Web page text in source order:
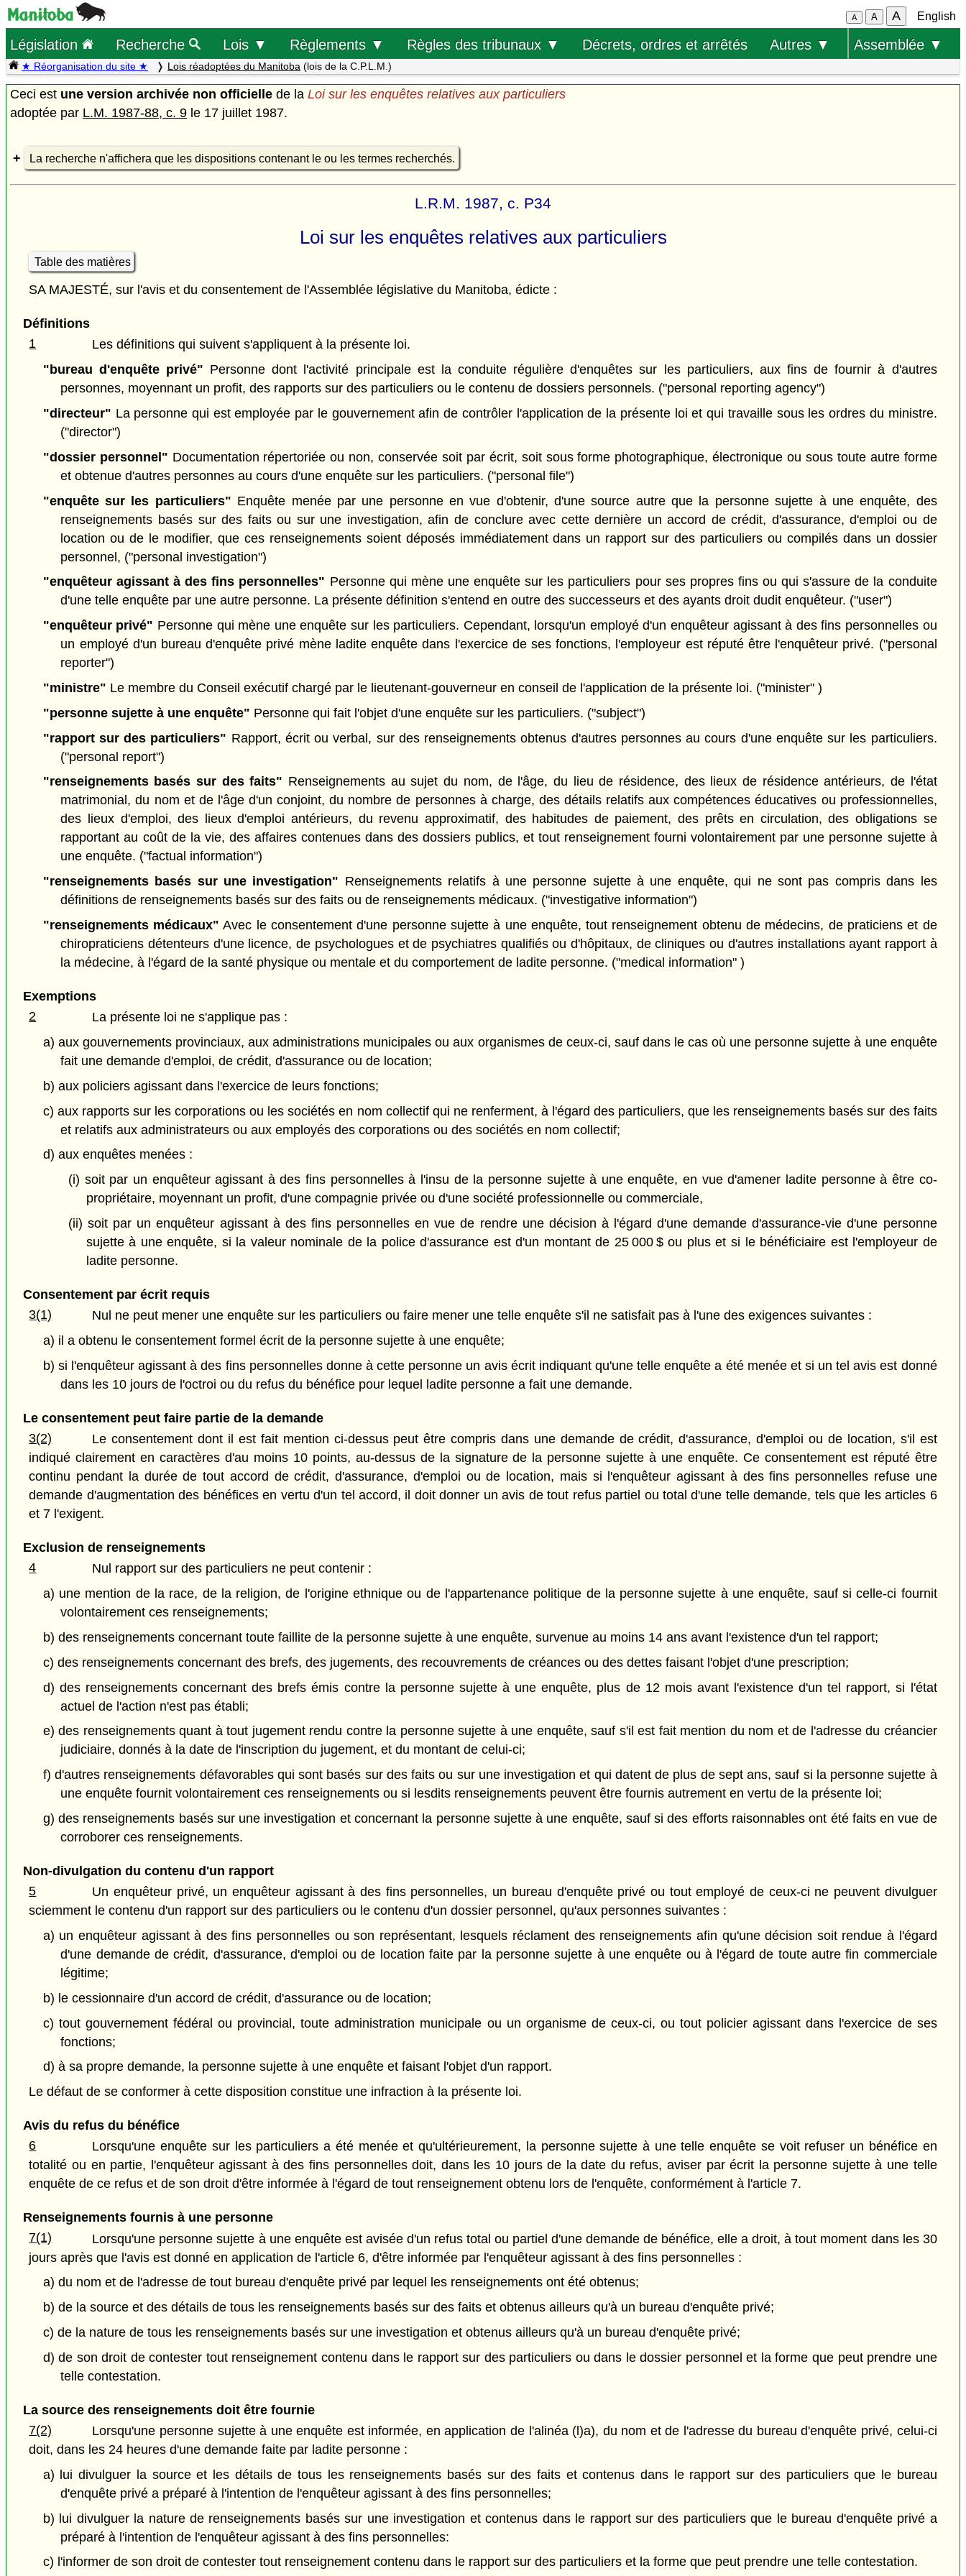
A A A English
Législation Recherche Lois ▼ Règlements ▼ Règles des tribunaux ▼ Décrets, ordres et arrêtés Autres ▼ Assemblée ▼
★ Réorganisation du site ★ Lois réadoptées du Manitoba (lois de la C.P.L.M.)
Ceci est une version archivée non officielle de la Loi sur les enquêtes relatives aux particuliers
adoptée par L.M. 1987-88, c. 9 le 17 juillet 1987.
La recherche n'affichera que les dispositions contenant le ou les termes recherchés.
L.R.M. 1987, c. P34
Loi sur les enquêtes relatives aux particuliers
Table des matières
SA MAJESTÉ, sur l'avis et du consentement de l'Assemblée législative du Manitoba, édicte :
Définitions
1
Les définitions qui suivent s'appliquent à la présente loi.
"bureau d'enquête privé" Personne dont l'activité principale est la conduite régulière d'enquêtes sur les particuliers, aux fins de fournir à d'autres
personnes, moyennant un profit, des rapports sur des particuliers ou le contenu de dossiers personnels. ("personal reporting agency")
"directeur" La personne qui est employée par le gouvernement afin de contrôler l'application de la présente loi et qui travaille sous les ordres du ministre.
("director")
"dossier personnel" Documentation répertoriée ou non, conservée soit par écrit, soit sous forme photographique, électronique ou sous toute autre forme
et obtenue d'autres personnes au cours d'une enquête sur les particuliers. ("personal file")
"enquête sur les particuliers" Enquête menée par une personne en vue d'obtenir, d'une source autre que la personne sujette à une enquête, des
renseignements basés sur des faits ou sur une investigation, afin de conclure avec cette dernière un accord de crédit, d'assurance, d'emploi ou de
location ou de le modifier, que ces renseignements soient déposés immédiatement dans un rapport sur des particuliers ou compilés dans un dossier
personnel, ("personal investigation")
"enquêteur agissant à des fins personnelles" Personne qui mène une enquête sur les particuliers pour ses propres fins ou qui s'assure de la conduite
d'une telle enquête par une autre personne. La présente définition s'entend en outre des successeurs et des ayants droit dudit enquêteur. ("user")
"enquêteur privé" Personne qui mène une enquête sur les particuliers. Cependant, lorsqu'un employé d'un enquêteur agissant à des fins personnelles ou
un employé d'un bureau d'enquête privé mène ladite enquête dans l'exercice de ses fonctions, l'employeur est réputé être l'enquêteur privé. ("personal
reporter")
"ministre" Le membre du Conseil exécutif chargé par le lieutenant-gouverneur en conseil de l'application de la présente loi. ("minister" )
"personne sujette à une enquête" Personne qui fait l'objet d'une enquête sur les particuliers. ("subject")
"rapport sur des particuliers" Rapport, écrit ou verbal, sur des renseignements obtenus d'autres personnes au cours d'une enquête sur les particuliers.
("personal report")
"renseignements basés sur des faits" Renseignements au sujet du nom, de l'âge, du lieu de résidence, des lieux de résidence antérieurs, de l'état
matrimonial, du nom et de l'âge d'un conjoint, du nombre de personnes à charge, des détails relatifs aux compétences éducatives ou professionnelles,
des lieux d'emploi, des lieux d'emploi antérieurs, du revenu approximatif, des habitudes de paiement, des prêts en circulation, des obligations se
rapportant au coût de la vie, des affaires contenues dans des dossiers publics, et tout renseignement fourni volontairement par une personne sujette à
une enquête. ("factual information")
"renseignements basés sur une investigation" Renseignements relatifs à une personne sujette à une enquête, qui ne sont pas compris dans les
définitions de renseignements basés sur des faits ou de renseignements médicaux. ("investigative information")
"renseignements médicaux" Avec le consentement d'une personne sujette à une enquête, tout renseignement obtenu de médecins, de praticiens et de
chiropraticiens détenteurs d'une licence, de psychologues et de psychiatres qualifiés ou d'hôpitaux, de cliniques ou d'autres installations ayant rapport à
la médecine, à l'égard de la santé physique ou mentale et du comportement de ladite personne. ("medical information" )
Exemptions
2
La présente loi ne s'applique pas :
a) aux gouvernements provinciaux, aux administrations municipales ou aux organismes de ceux-ci, sauf dans le cas où une personne sujette à une enquête
fait une demande d'emploi, de crédit, d'assurance ou de location;
b) aux policiers agissant dans l'exercice de leurs fonctions;
c) aux rapports sur les corporations ou les sociétés en nom collectif qui ne renferment, à l'égard des particuliers, que les renseignements basés sur des faits
et relatifs aux administrateurs ou aux employés des corporations ou des sociétés en nom collectif;
d) aux enquêtes menées :
(i) soit par un enquêteur agissant à des fins personnelles à l'insu de la personne sujette à une enquête, en vue d'amener ladite personne à être co-
propriétaire, moyennant un profit, d'une compagnie privée ou d'une société professionnelle ou commerciale,
(ii) soit par un enquêteur agissant à des fins personnelles en vue de rendre une décision à l'égard d'une demande d'assurance-vie d'une personne
sujette à une enquête, si la valeur nominale de la police d'assurance est d'un montant de 25 000 $ ou plus et si le bénéficiaire est l'employeur de
ladite personne.
Consentement par écrit requis
3(1)
Nul ne peut mener une enquête sur les particuliers ou faire mener une telle enquête s'il ne satisfait pas à l'une des exigences suivantes :
a) il a obtenu le consentement formel écrit de la personne sujette à une enquête;
b) si l'enquêteur agissant à des fins personnelles donne à cette personne un avis écrit indiquant qu'une telle enquête a été menée et si un tel avis est donné
dans les 10 jours de l'octroi ou du refus du bénéfice pour lequel ladite personne a fait une demande.
Le consentement peut faire partie de la demande
3(2)
Le consentement dont il est fait mention ci-dessus peut être compris dans une demande de crédit, d'assurance, d'emploi ou de location, s'il est
indiqué clairement en caractères d'au moins 10 points, au-dessus de la signature de la personne sujette à une enquête. Ce consentement est réputé être
continu pendant la durée de tout accord de crédit, d'assurance, d'emploi ou de location, mais si l'enquêteur agissant à des fins personnelles refuse une
demande d'augmentation des bénéfices en vertu d'un tel accord, il doit donner un avis de tout refus partiel ou total d'une telle demande, tels que les articles 6
et 7 l'exigent.
Exclusion de renseignements
4
Nul rapport sur des particuliers ne peut contenir :
a) une mention de la race, de la religion, de l'origine ethnique ou de l'appartenance politique de la personne sujette à une enquête, sauf si celle-ci fournit
volontairement ces renseignements;
b) des renseignements concernant toute faillite de la personne sujette à une enquête, survenue au moins 14 ans avant l'existence d'un tel rapport;
c) des renseignements concernant des brefs, des jugements, des recouvrements de créances ou des dettes faisant l'objet d'une prescription;
d) des renseignements concernant des brefs émis contre la personne sujette à une enquête, plus de 12 mois avant l'existence d'un tel rapport, si l'état
actuel de l'action n'est pas établi;
e) des renseignements quant à tout jugement rendu contre la personne sujette à une enquête, sauf s'il est fait mention du nom et de l'adresse du créancier
judiciaire, donnés à la date de l'inscription du jugement, et du montant de celui-ci;
f) d'autres renseignements défavorables qui sont basés sur des faits ou sur une investigation et qui datent de plus de sept ans, sauf si la personne sujette à
une enquête fournit volontairement ces renseignements ou si lesdits renseignements peuvent être fournis autrement en vertu de la présente loi;
g) des renseignements basés sur une investigation et concernant la personne sujette à une enquête, sauf si des efforts raisonnables ont été faits en vue de
corroborer ces renseignements.
Non-divulgation du contenu d'un rapport
5
Un enquêteur privé, un enquêteur agissant à des fins personnelles, un bureau d'enquête privé ou tout employé de ceux-ci ne peuvent divulguer
sciemment le contenu d'un rapport sur des particuliers ou le contenu d'un dossier personnel, qu'aux personnes suivantes :
a) un enquêteur agissant à des fins personnelles ou son représentant, lesquels réclament des renseignements afin qu'une décision soit rendue à l'égard
d'une demande de crédit, d'assurance, d'emploi ou de location faite par la personne sujette à une enquête ou à l'égard de toute autre fin commerciale
légitime;
b) le cessionnaire d'un accord de crédit, d'assurance ou de location;
c) tout gouvernement fédéral ou provincial, toute administration municipale ou un organisme de ceux-ci, ou tout policier agissant dans l'exercice de ses
fonctions;
d) à sa propre demande, la personne sujette à une enquête et faisant l'objet d'un rapport.
Le défaut de se conformer à cette disposition constitue une infraction à la présente loi.
Avis du refus du bénéfice
6
Lorsqu'une enquête sur les particuliers a été menée et qu'ultérieurement, la personne sujette à une telle enquête se voit refuser un bénéfice en
totalité ou en partie, l'enquêteur agissant à des fins personnelles doit, dans les 10 jours de la date du refus, aviser par écrit la personne sujette à une telle
enquête de ce refus et de son droit d'être informée à l'égard de tout renseignement obtenu lors de l'enquête, conformément à l'article 7.
Renseignements fournis à une personne
7(1)
Lorsqu'une personne sujette à une enquête est avisée d'un refus total ou partiel d'une demande de bénéfice, elle a droit, à tout moment dans les 30
jours après que l'avis est donné en application de l'article 6, d'être informée par l'enquêteur agissant à des fins personnelles :
a) du nom et de l'adresse de tout bureau d'enquête privé par lequel les renseignements ont été obtenus;
b) de la source et des détails de tous les renseignements basés sur des faits et obtenus ailleurs qu'à un bureau d'enquête privé;
c) de la nature de tous les renseignements basés sur une investigation et obtenus ailleurs qu'à un bureau d'enquête privé;
d) de son droit de contester tout renseignement contenu dans le rapport sur des particuliers ou dans le dossier personnel et la forme que peut prendre une
telle contestation.
La source des renseignements doit être fournie
7(2)
Lorsqu'une personne sujette à une enquête est informée, en application de l'alinéa (l)a), du nom et de l'adresse du bureau d'enquête privé, celui-ci
doit, dans les 24 heures d'une demande faite par ladite personne :
a) lui divulguer la source et les détails de tous les renseignements basés sur des faits et contenus dans le rapport sur des particuliers que le bureau
d'enquête privé a préparé à l'intention de l'enquêteur agissant à des fins personnelles;
b) lui divulguer la nature de renseignements basés sur une investigation et contenus dans le rapport sur des particuliers que le bureau d'enquête privé a
préparé à l'intention de l'enquêteur agissant à des fins personnelles:
c) l'informer de son droit de contester tout renseignement contenu dans le rapport sur des particuliers et la forme que peut prendre une telle contestation.